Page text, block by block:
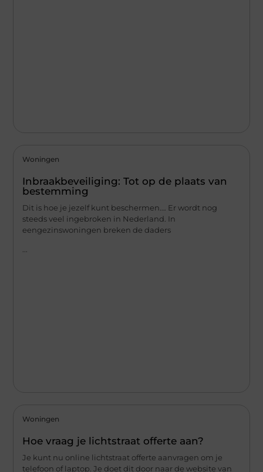
Woningen
Inbraakbeveiliging: Tot op de plaats van
bestemming
Dit is hoe je jezelf kunt beschermen…. Er wordt nog
steeds veel ingebroken in Nederland. In
eengezinswoningen breken de daders
...
Woningen
Hoe vraag je lichtstraat offerte aan?
Je kunt nu online lichtstraat offerte aanvragen om je
telefoon of laptop. Je doet dit door naar de website van